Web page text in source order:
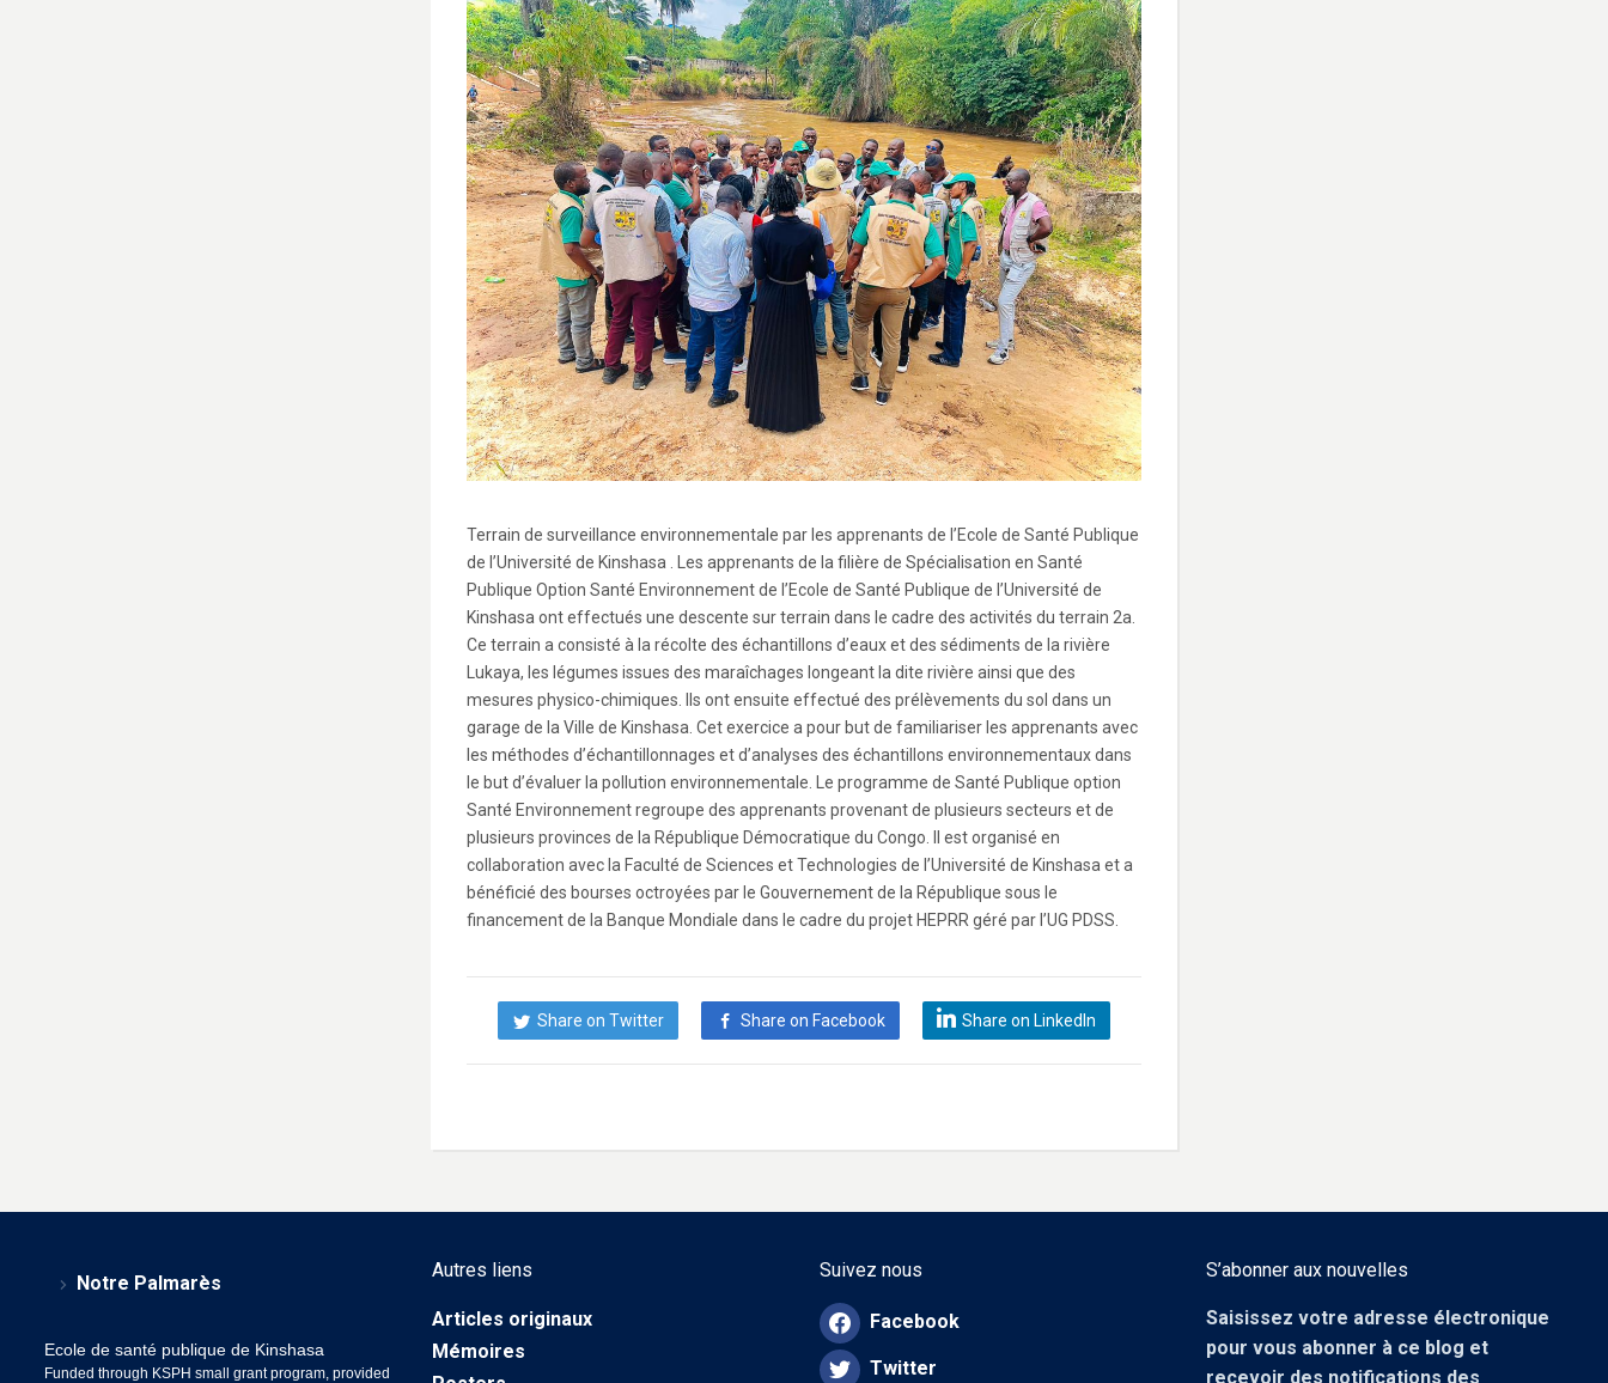
Terrain de surveillance environnementale par les apprenants de l’Ecole de Santé Publique
de l’Université de Kinshasa . Les apprenants de la filière de Spécialisation en Santé
Publique Option Santé Environnement de l’Ecole de Santé Publique de l’Université de
Kinshasa ont effectués une descente sur terrain dans le cadre des activités du terrain 2a.
Ce terrain a consisté à la récolte des échantillons d’eaux et des sédiments de la rivière
Lukaya, les légumes issues des maraîchages longeant la dite rivière ainsi que des
mesures physico-chimiques. Ils ont ensuite effectué des prélèvements du sol dans un
garage de la Ville de Kinshasa. Cet exercice a pour but de familiariser les apprenants avec
les méthodes d’échantillonnages et d’analyses des échantillons environnementaux dans
le but d’évaluer la pollution environnementale. Le programme de Santé Publique option
Santé Environnement regroupe des apprenants provenant de plusieurs secteurs et de
plusieurs provinces de la République Démocratique du Congo. Il est organisé en
collaboration avec la Faculté de Sciences et Technologies de l’Université de Kinshasa et a
bénéficié des bourses octroyées par le Gouvernement de la République sous le
financement de la Banque Mondiale dans le cadre du projet HEPRR géré par l’UG PDSS.
Share on Twitter Share on Facebook Share on LinkedIn
Notre Palmarès
Ecole de santé publique de Kinshasa
Funded through KSPH small grant program, provided
Autres liens
Articles originaux
Mémoires
Suivez nous
Facebook
Twitter
S’abonner aux nouvelles
Saisissez votre adresse électronique
pour vous abonner à ce blog et
recevoir des notifications des